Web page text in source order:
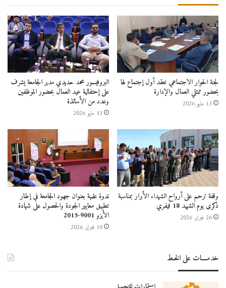
لجنة الحوار الاجتماعي تعقد أول إجتماع لها
بحضور ممثلي العمال والإدارة
13 مايو 2026
البروفيسور محمد حديدي مدير الجامعة يشرف
على إحتفالية عيد العمال بحضور الموظفين
وعدد من الأساتذة
13 مايو 2026
وقفة ترحم على أرواح الشهداء الأبرار بمناسبة
ذكرى يوم الشهيد 18 فيفري
26 فبراير 2026
ندوة علمية بعنوان جهود الجامعة في إطار
تطبيق معايير الجودة والحصول على شهادة
الأيزو 9001-2015
10 فبراير 2026
خدمــــات على الخـط